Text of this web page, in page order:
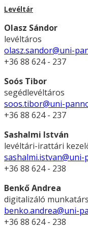
Levéltár
Olasz Sándor
levéltáros
olasz.sandor@uni-
+36 88 624 - 237
Soós Tibor
segédlevéltáros
soos.tibor@uni-
+36 88 624 - 237
Sashalmi István
levéltári-irattári
+36 88 624 - 238
Benkő Andrea
digitalizáló munkatárs
benko.andrea@uni-
+36 88 624 - 238